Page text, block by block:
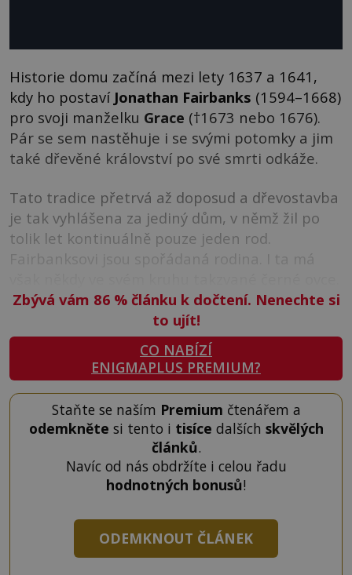
Historie domu začíná mezi lety 1637 a 1641,
kdy ho postaví Jonathan Fairbanks (1594–1668)
pro svoji manželku Grace (†1673 nebo 1676).
Pár se sem nastěhuje i se svými potomky a jim
také dřevěné království po své smrti odkáže.
Tato tradice přetrvá až doposud a dřevostavba
je tak vyhlášena za jediný dům, v němž žil po
tolik let kontinuálně pouze jeden rod.
Fairbanksovi jsou spořádaná rodina. I ta má
Zbývá vám 86 %článku k dočtení. Nenechte si
to ujít!
CO NABÍZÍ
ENIGMAPLUS PREMIUM?
Staňte se naším Premium čtenářem a
odemkněte si tento i tisíce dalších skvělých
článků.
Navíc od nás obdržíte i celou řadu
hodnotných bonusů!
ODEMKNOUT ČLÁNEK